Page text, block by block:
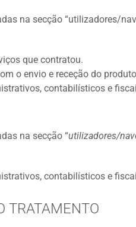
na secção “utilizadores/
que contratou.
o envio e receção do
contabilísticos e
na secção “utilizadores/
contabilísticos e